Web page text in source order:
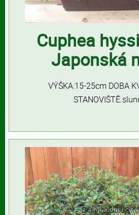
Cuphea
Japonská
VÝŠKA:15-25cm DOBA